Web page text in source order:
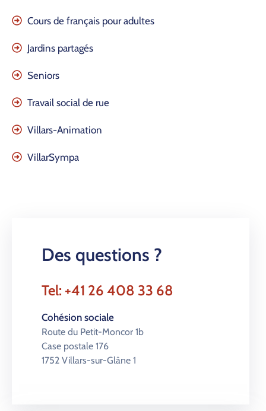
Cours de français pour adultes
Jardins partagés
Seniors
Travail social de rue
Villars-Animation
VillarSympa
Des questions ?
Tel: +41 26 408 33 68
Cohésion sociale
Route du Petit-Moncor 1b
Case postale 176
1752 Villars-sur-Glâne 1